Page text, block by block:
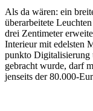
Als da wären: ein
überarbeitete
drei Zentimeter
Interieur mit edelsten
punkto Digitalisierung
gebracht wurde, darf
jenseits der 80.000-